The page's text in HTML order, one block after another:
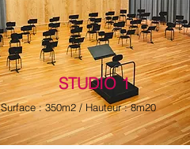
STUDIO 1
Surface : 350m2 / Hauteur : 8m20